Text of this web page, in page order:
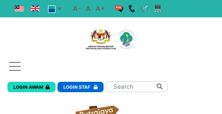
A- A A+
LOGIN AWAM LOGIN STAF